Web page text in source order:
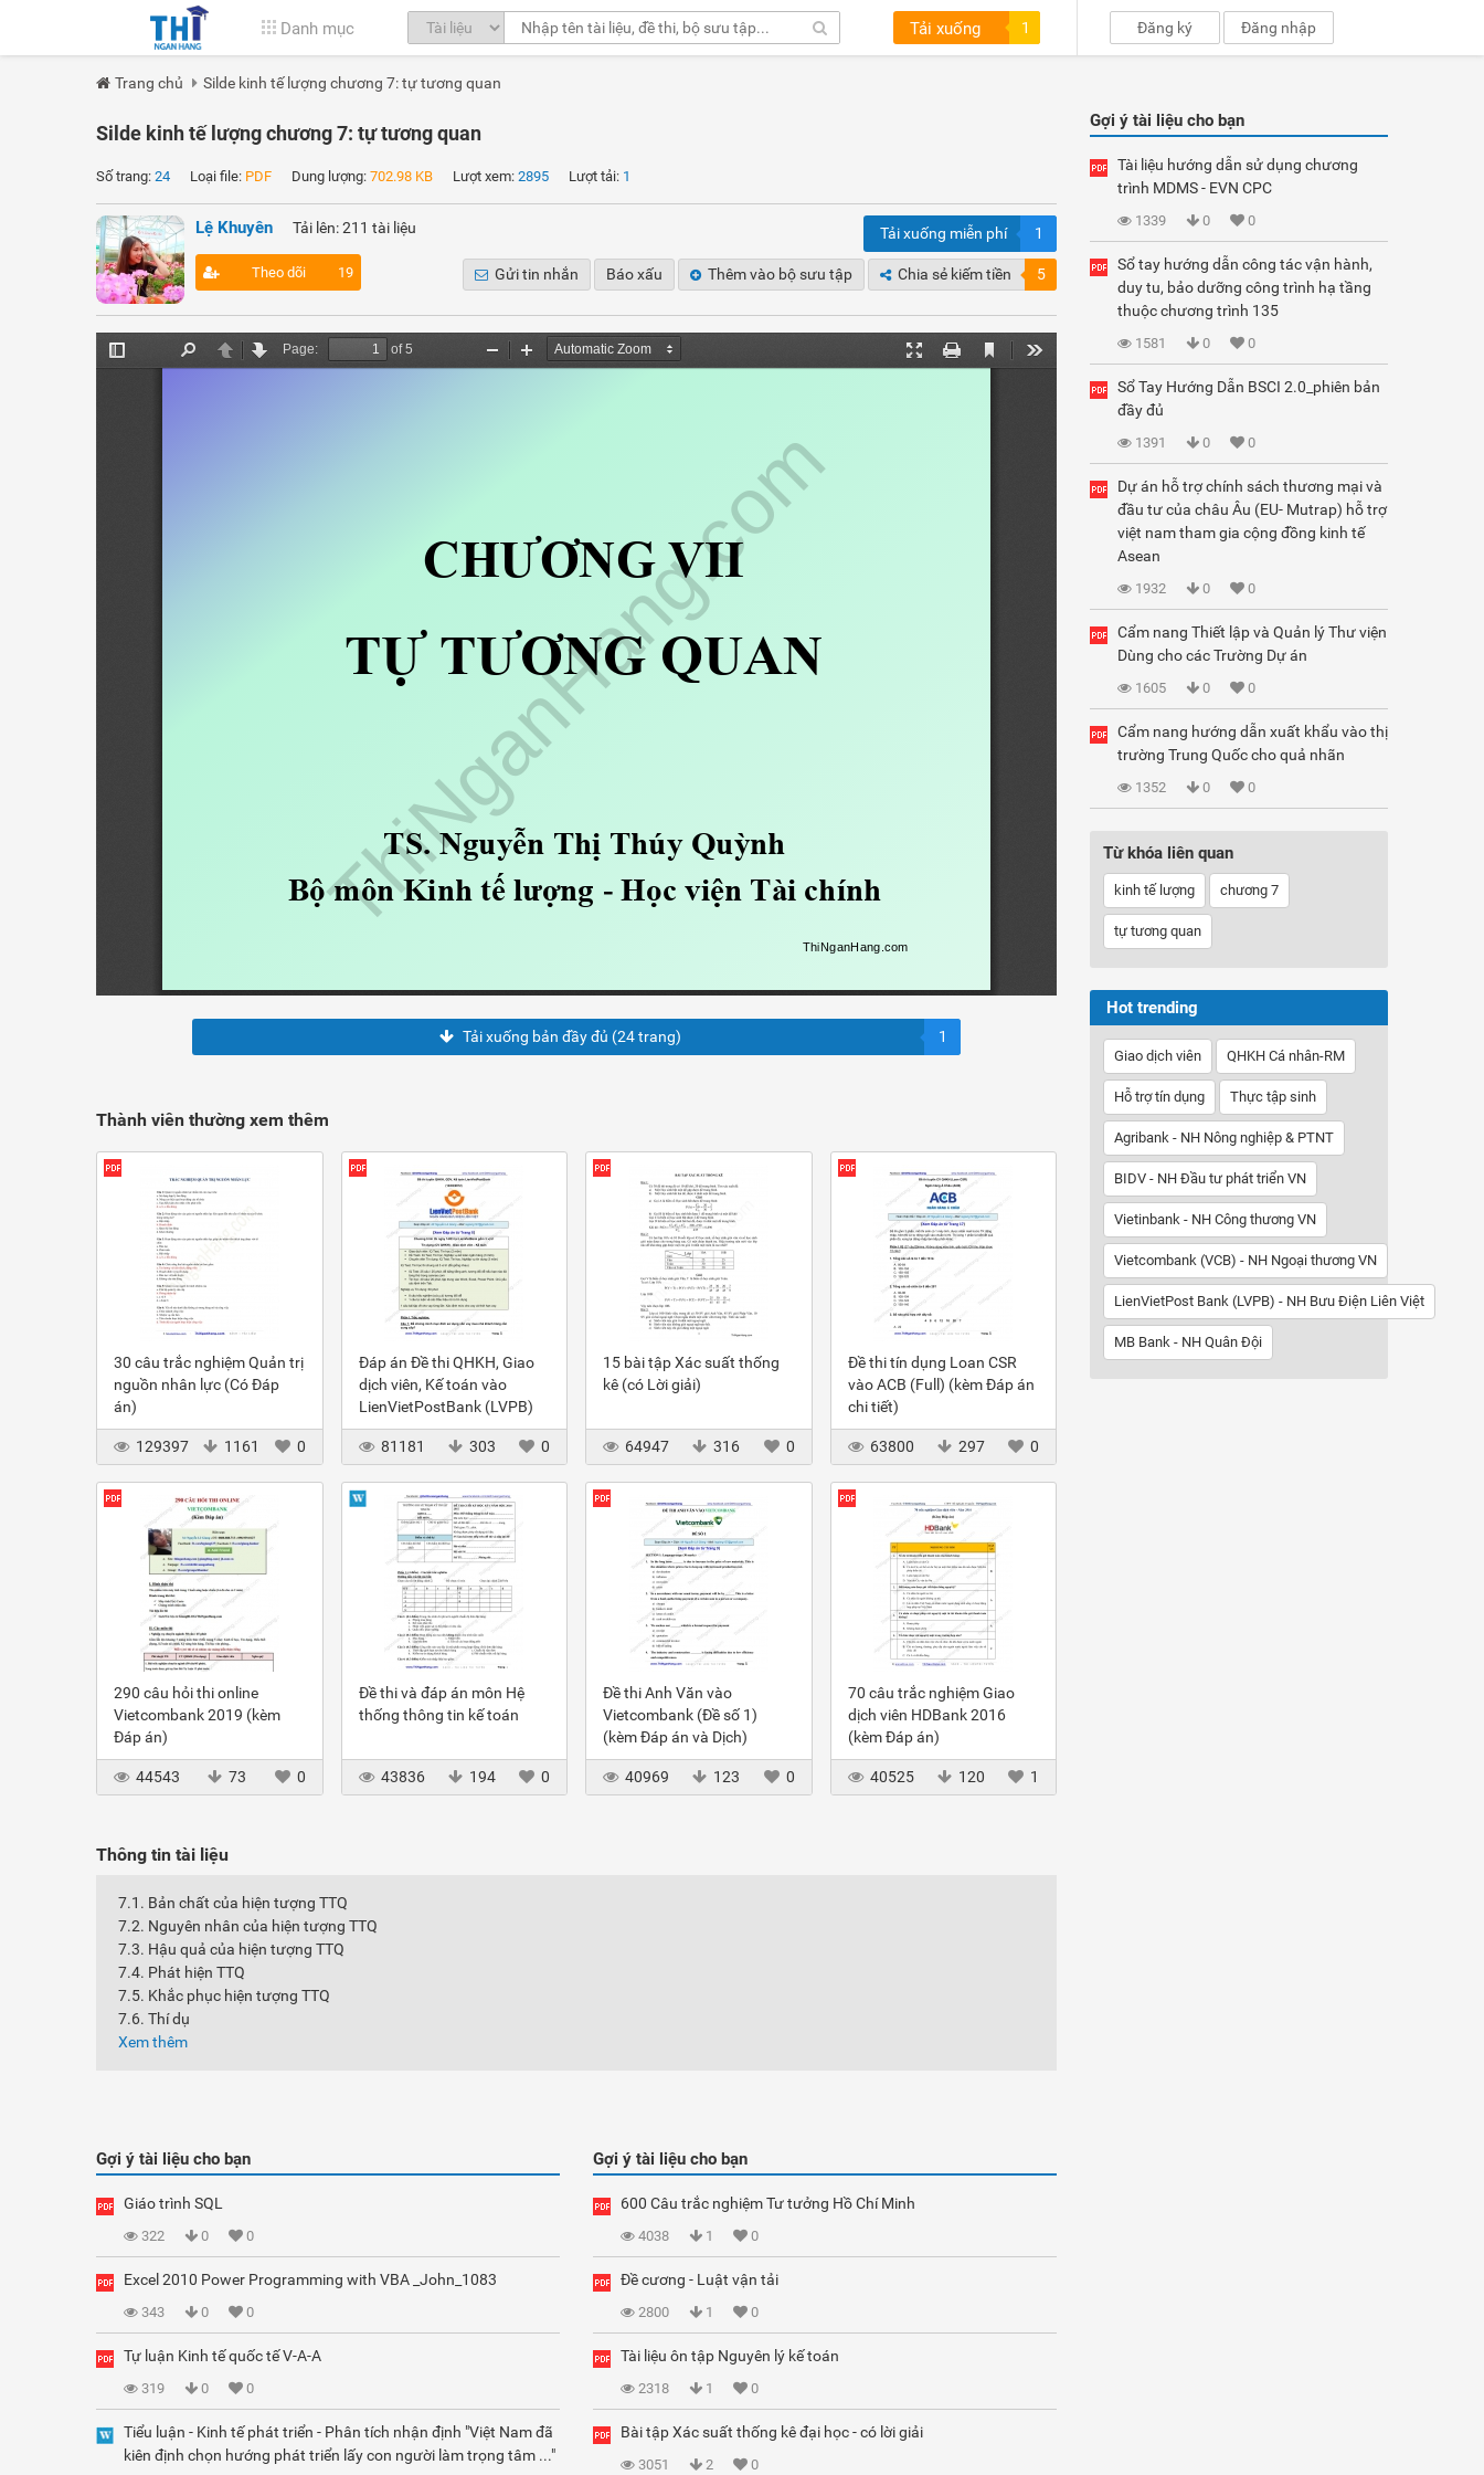
Danh mục Tải xuống 1 Đăng ký Đăng nhập
Trang chủ Silde kinh tế lượng chương 7: tự tương quan
Silde kinh tế lượng chương 7: tự tương quan
Số trang: 24 Loại file: PDF Dung lượng: 702.98 KB Lượt xem: 2895 Lượt tải: 1
Lệ Khuyên Tải lên: 211 tài liệu
Theo dõi 19
Tải xuống miễn phí 1
Gửi tin nhắn Báo xấu Thêm vào bộ sưu tập Chia sẻ kiếm tiền 5
Tải xuống bản đầy đủ (24 trang) 1
Thành viên thường xem thêm
30 câu trắc nghiệm Quản trị
nguồn nhân lực (Có Đáp
án)
129397 1161 0
Đáp án Đề thi QHKH, Giao
dịch viên, Kế toán vào
LienVietPostBank (LVPB)
2012
81181
303 0
15 bài tập Xác suất thống
kê (có Lời giải)
64947 316 0
Đề thi tín dụng Loan CSR
vào ACB (Full) (kèm Đáp án
chi tiết)
63800 297 0
290 câu hỏi thi online
Vietcombank 2019 (kèm
Đáp án)
44543 73 0
Đề thi và đáp án môn Hệ
thống thông tin kế toán
43836 194 0
Đề thi Anh Văn vào
Vietcombank (Đề số 1)
(kèm Đáp án và Dịch)
40969 123 0
70 câu trắc nghiệm Giao
dịch viên HDBank 2016
(kèm Đáp án)
40525 120 1
Thông tin tài liệu
7.1. Bản chất của hiện tượng TTQ
7.2. Nguyên nhân của hiện tượng TTQ
7.3. Hậu quả của hiện tượng TTQ
7.4. Phát hiện TTQ
7.5. Khắc phục hiện tượng TTQ
7.6. Thí dụ
Xem thêm
Gợi ý tài liệu cho bạn
Giáo trình SQL
322 0 0
Excel 2010 Power Programming with VBA _John_1083
343 0 0
Tự luận Kinh tế quốc tế V-A-A
319 0 0
Tiểu luận - Kinh tế phát triển - Phân tích nhận định "Việt Nam đã
kiên định chọn hướng phát triển lấy con người làm trọng tâm ..."
Gợi ý tài liệu cho bạn
600 Câu trắc nghiệm Tư tưởng Hồ Chí Minh
4038 1 0
Đề cương - Luật vận tải
2800 1 0
Tài liệu ôn tập Nguyên lý kế toán
2318 1 0
Bài tập Xác suất thống kê đại học - có lời giải
3051 2 0
Gợi ý tài liệu cho bạn
Tài liệu hướng dẫn sử dụng chương
trình MDMS - EVN CPC
1339 0 0
Sổ tay hướng dẫn công tác vận hành,
duy tu, bảo dưỡng công trình hạ tầng
thuộc chương trình 135
1581 0 0
Sổ Tay Hướng Dẫn BSCI 2.0_phiên bản
đầy đủ
1391 0 0
Dự án hỗ trợ chính sách thương mại và
đầu tư của châu Âu (EU- Mutrap) hỗ trợ
việt nam tham gia cộng đồng kinh tế
Asean
1932 0 0
Cẩm nang Thiết lập và Quản lý Thư viện
Dùng cho các Trường Dự án
1605 0 0
Cẩm nang hướng dẫn xuất khẩu vào thị
trường Trung Quốc cho quả nhãn
1352 0 0
Từ khóa liên quan
kinh tế lượng chương 7
tự tương quan
Hot trending
Giao dịch viên QHKH Cá nhân-RM
Hỗ trợ tín dụng Thực tập sinh
Agribank - NH Nông nghiệp & PTNT
BIDV - NH Đầu tư phát triển VN
Vietinbank - NH Công thương VN
Vietcombank (VCB) - NH Ngoại thương VN
LienVietPost Bank (LVPB) - NH Bưu Điện Liên Việt
MB Bank - NH Quân Đội